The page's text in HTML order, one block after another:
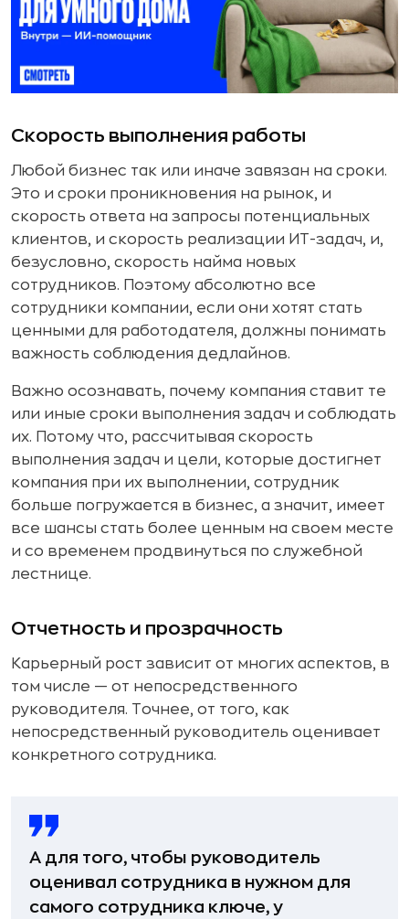
Скорость выполнения работы
Любой бизнес так или иначе завязан на сроки.
Это и сроки проникновения на рынок, и
скорость ответа на запросы потенциальных
клиентов, и скорость реализации ИТ-задач, и,
безусловно, скорость найма новых
сотрудников. Поэтому абсолютно все
сотрудники компании, если они хотят стать
ценными для работодателя, должны понимать
важность соблюдения дедлайнов.
Важно осознавать, почему компания ставит те
или иные сроки выполнения задач и соблюдать
их. Потому что, рассчитывая скорость
выполнения задач и цели, которые достигнет
компания при их выполнении, сотрудник
больше погружается в бизнес, а значит, имеет
все шансы стать более ценным на своем месте
и со временем продвинуться по служебной
лестнице.
Отчетность и прозрачность
Карьерный рост зависит от многих аспектов, в
том числе — от непосредственного
руководителя. Точнее, от того, как
непосредственный руководитель оценивает
конкретного сотрудника.
А для того, чтобы руководитель
оценивал сотрудника в нужном для
самого сотрудника ключе, у